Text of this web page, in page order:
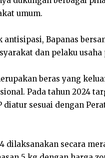
umum.
antisipasi, Bapanas
dan pelaku usaha
beras yang
Pada tahun 2024
diatur sesuai dengan
dilaksanakan secara